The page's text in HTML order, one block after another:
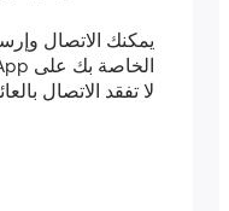
يمكنك الاتصال وإرسال
لا تفقد الاتصال بالعائلة